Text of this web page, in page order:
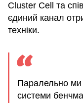
Cluster Cell та
єдиний канал
техніки.
Паралельно
системи